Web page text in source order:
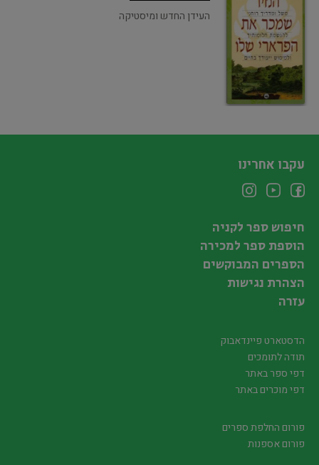
העידן החדש ומיסטיקה
עקבו אחרינו
חיפוש ספר לקניה
הוספת ספר למכירה
הספרים המבוקשים
הצהרת נגישות
עזרה
הדסטארט פיינדאבוק
תודה לתומכים
דפי ספר באתר
דפי מוכרים באתר
פורום החלפת ספרים
פורום אספנות